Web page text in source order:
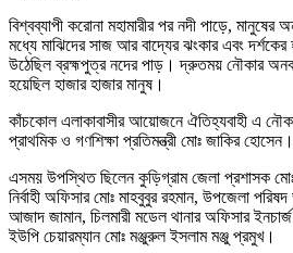
বিশ্বব্যাপী করোনা মহামারীর পর নদী পাড়ে,
মধ্যে মাঝিদের সাজ আর বাদ্যের ঝংকার এবং দর্শকের
উঠেছিল ব্রহ্মপুত্র নদের পাড়। দ্রুতময় নৌকার
হয়েছিল হাজার হাজার মানুষ।
কাঁচকোল এলাকাবাসীর আয়োজনে ঐতিহ্যবাহী এ
প্রাথমিক ও গণশিক্ষা প্রতিমন্ত্রী মোঃ জাকির হোসেন।
এসময় উপস্থিত ছিলেন কুড়িগ্রাম জেলা প্রশাসক
নির্বাহী অফিসার মোঃ মাহবুবুর রহমান, উপজেলা
আজাদ জামান, চিলমারী মডেল থানার অফিসার
ইউপি চেয়ারম্যান মোঃ মঞ্জুরুল ইসলাম মঞ্জু প্রমুখ।